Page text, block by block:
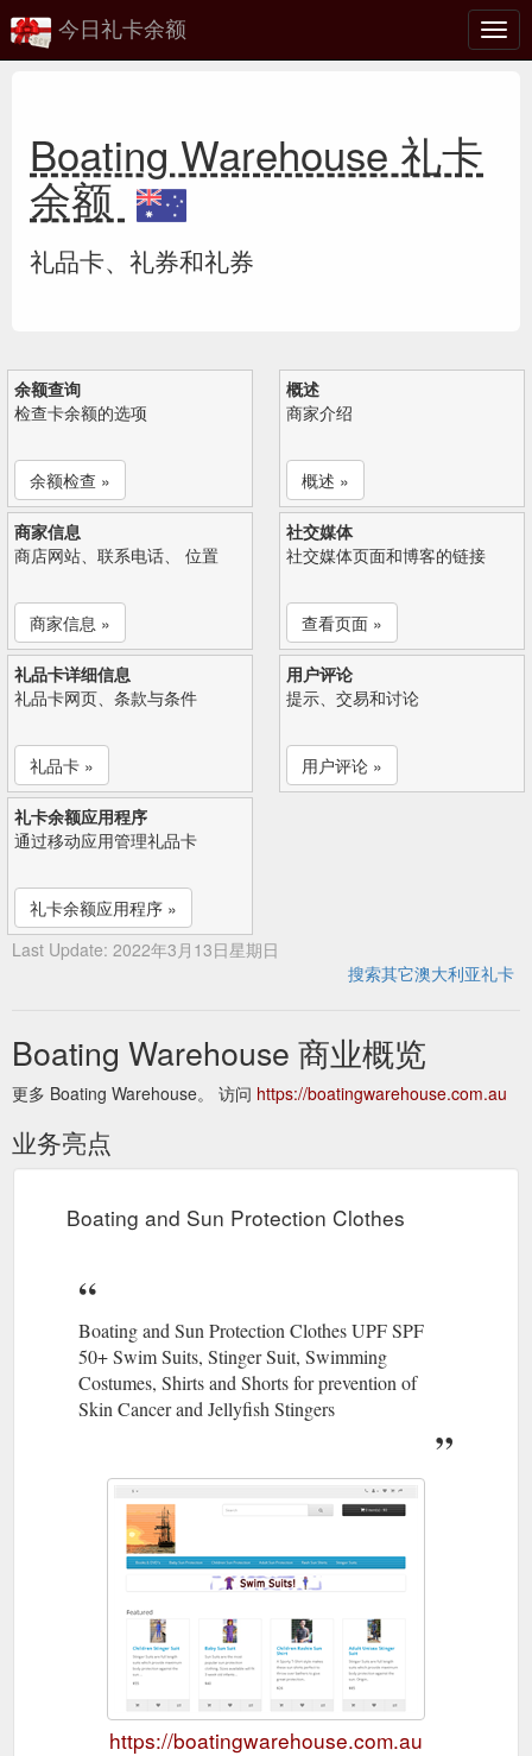
切
换
今日礼卡余额
Boating Warehouse 礼卡
余额
礼品卡、礼券和礼券
余额查询
检查卡余额的选项
余额检查 »
概述
商家介绍
概述 »
商家信息
商店网站、联系电话、 位置
商家信息 »
社交媒体
社交媒体页面和博客的链接
查看页面 »
礼品卡详细信息
礼品卡网页、条款与条件
礼品卡 »
用户评论
提示、交易和讨论
用户评论 »
礼卡余额应用程序
通过移动应用管理礼品卡
礼卡余额应用程序 »
Last Update: 2022年3月13日星期日
搜索其它澳大利亚礼卡
Boating Warehouse 商业概览
更多 Boating Warehouse。 访问 https://boatingwarehouse.com.au
业务亮点
Boating and Sun Protection Clothes
Boating and Sun Protection Clothes UPF SPF
50+ Swim Suits, Stinger Suit, Swimming
Costumes, Shirts and Shorts for prevention of
Skin Cancer and Jellyfish Stingers
https://boatingwarehouse.com.au